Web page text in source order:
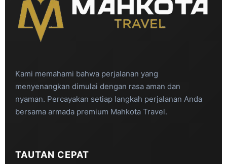
Kami memahami bahwa perjalanan yang
menyenangkan dimulai dengan rasa aman dan
nyaman. Percayakan setiap langkah perjalanan Anda
bersama armada premium Mahkota Travel.
TAUTAN CEPAT